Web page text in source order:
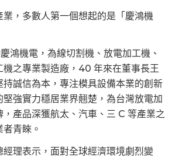
業，多數人第一個想起的是「慶鴻機
鴻機電，為線切割機、放電加工機、
機之專業製造廠，40 年來在董事長王
持誠信為本，專注模具設備本業的創新
堅強實力穩居業界翹楚，為台灣放電加
產品深獲航太、汽車、三 C 等產業之
青睞。
經理表示，面對全球經濟環境劇烈變